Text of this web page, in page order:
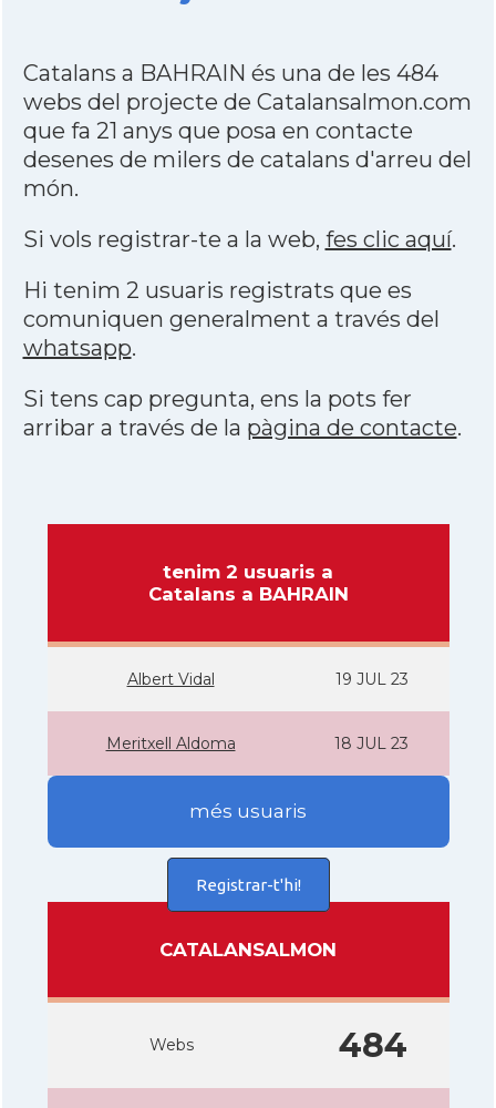
Catalans a BAHRAIN és una de les 484
webs del projecte de Catalansalmon.com
que fa 21 anys que posa en contacte
desenes de milers de catalans d'arreu del
món.
Si vols registrar-te a la web, fes clic aquí.
Hi tenim 2 usuaris registrats que es
comuniquen generalment a través del
whatsapp.
Si tens cap pregunta, ens la pots fer
arribar a través de la pàgina de contacte.
tenim 2 usuaris a
Catalans a BAHRAIN
Albert Vidal 19 JUL 23
Meritxell Aldoma 18 JUL 23
més usuaris
Registrar-t'hi!
CATALANSALMON
Webs 484